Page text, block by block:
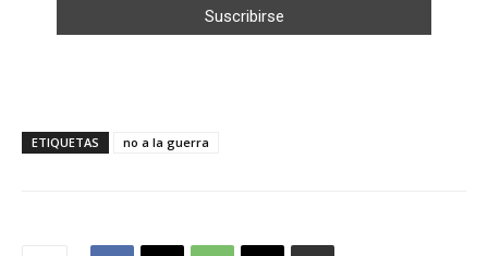
ETIQUETAS no a la guerra